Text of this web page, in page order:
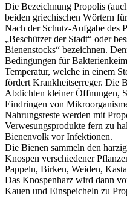
Die Bezeichnung Propolis
beiden griechischen Wörtern
Nach der Schutz-Aufgabe des
„Beschützer der Stadt“ oder
Bienenstocks“ bezeichnen.
Bedingungen für
Temperatur, welche in einem
fördert Krankheitserreger. Die
Abdichten kleiner Öffnungen,
Eindringen von
Nahrungsreste werden mit
Verwesungsprodukte fern zu
Bienenvolk vor Infektionen.
Die Bienen sammeln den
Knospen verschiedener
Pappeln, Birken, Weiden,
Das Knospenharz wird dann
Kauen und Einspeicheln zu